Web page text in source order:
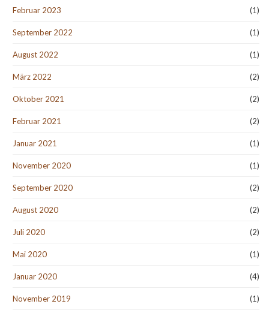
Februar 2023 (1)
September 2022 (1)
August 2022 (1)
März 2022 (2)
Oktober 2021 (2)
Februar 2021 (2)
Januar 2021 (1)
November 2020 (1)
September 2020 (2)
August 2020 (2)
Juli 2020 (2)
Mai 2020 (1)
Januar 2020 (4)
November 2019 (1)